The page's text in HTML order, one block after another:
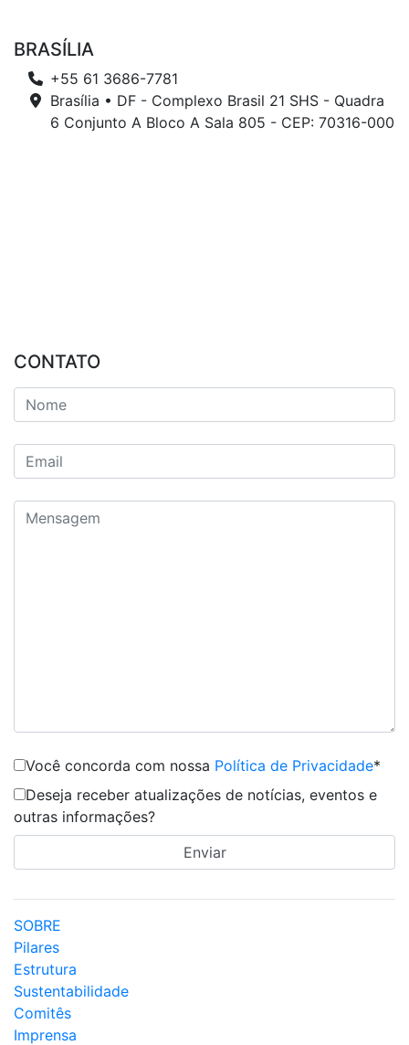
BRASÍLIA
+55 61 3686-7781
Brasília • DF - Complexo Brasil 21 SHS - Quadra
6 Conjunto A Bloco A Sala 805 - CEP: 70316-000
CONTATO
Você concorda com nossa Política de Privacidade*
Deseja receber atualizações de notícias, eventos e
outras informações?
SOBRE
Pilares
Estrutura
Sustentabilidade
Comitês
Imprensa